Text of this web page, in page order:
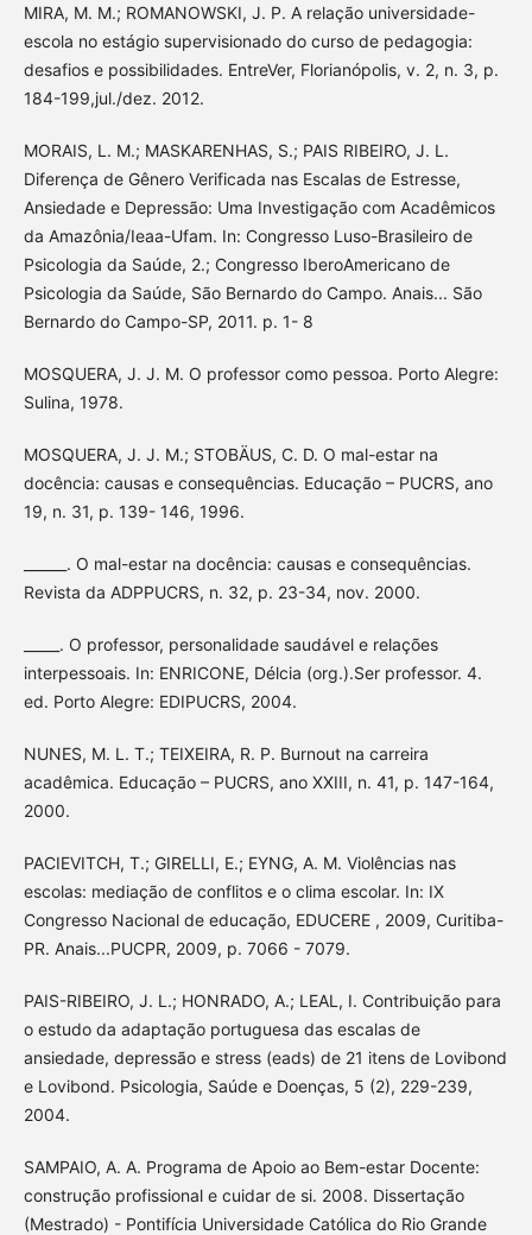
MIRA, M. M.; ROMANOWSKI, J. P. A relação universidade-
escola no estágio supervisionado do curso de pedagogia:
desafios e possibilidades. EntreVer, Florianópolis, v. 2, n. 3, p.
184-199,jul./dez. 2012.
MORAIS, L. M.; MASKARENHAS, S.; PAIS RIBEIRO, J. L.
Diferença de Gênero Verificada nas Escalas de Estresse,
Ansiedade e Depressão: Uma Investigação com Acadêmicos
da Amazônia/Ieaa-Ufam. In: Congresso Luso-Brasileiro de
Psicologia da Saúde, 2.; Congresso IberoAmericano de
Psicologia da Saúde, São Bernardo do Campo. Anais... São
Bernardo do Campo-SP, 2011. p. 1- 8
MOSQUERA, J. J. M. O professor como pessoa. Porto Alegre:
Sulina, 1978.
MOSQUERA, J. J. M.; STOBÄUS, C. D. O mal-estar na
docência: causas e consequências. Educação – PUCRS, ano
19, n. 31, p. 139- 146, 1996.
______. O mal-estar na docência: causas e consequências.
Revista da ADPPUCRS, n. 32, p. 23-34, nov. 2000.
_____. O professor, personalidade saudável e relações
interpessoais. In: ENRICONE, Délcia (org.).Ser professor. 4.
ed. Porto Alegre: EDIPUCRS, 2004.
NUNES, M. L. T.; TEIXEIRA, R. P. Burnout na carreira
acadêmica. Educação – PUCRS, ano XXIII, n. 41, p. 147-164,
2000.
PACIEVITCH, T.; GIRELLI, E.; EYNG, A. M. Violências nas
escolas: mediação de conflitos e o clima escolar. In: IX
Congresso Nacional de educação, EDUCERE , 2009, Curitiba-
PR. Anais...PUCPR, 2009, p. 7066 - 7079.
PAIS-RIBEIRO, J. L.; HONRADO, A.; LEAL, I. Contribuição para
o estudo da adaptação portuguesa das escalas de
ansiedade, depressão e stress (eads) de 21 itens de Lovibond
e Lovibond. Psicologia, Saúde e Doenças, 5 (2), 229-239,
2004.
SAMPAIO, A. A. Programa de Apoio ao Bem-estar Docente:
construção profissional e cuidar de si. 2008. Dissertação
(Mestrado) - Pontifícia Universidade Católica do Rio Grande